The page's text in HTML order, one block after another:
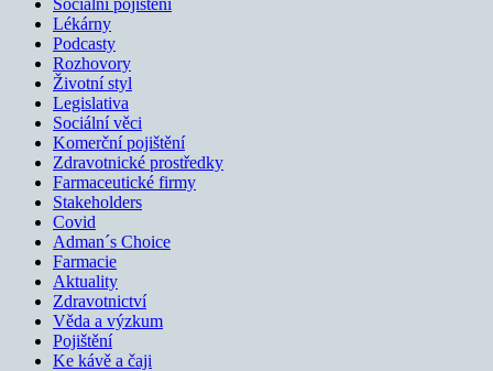
Lékárny
Podcasty
Rozhovory
Životní styl
Legislativa
Sociální věci
Komerční pojištění
Zdravotnické prostředky
Farmaceutické firmy
Stakeholders
Covid
Adman´s Choice
Farmacie
Aktuality
Zdravotnictví
Věda a výzkum
Pojištění
Ke kávě a čaji